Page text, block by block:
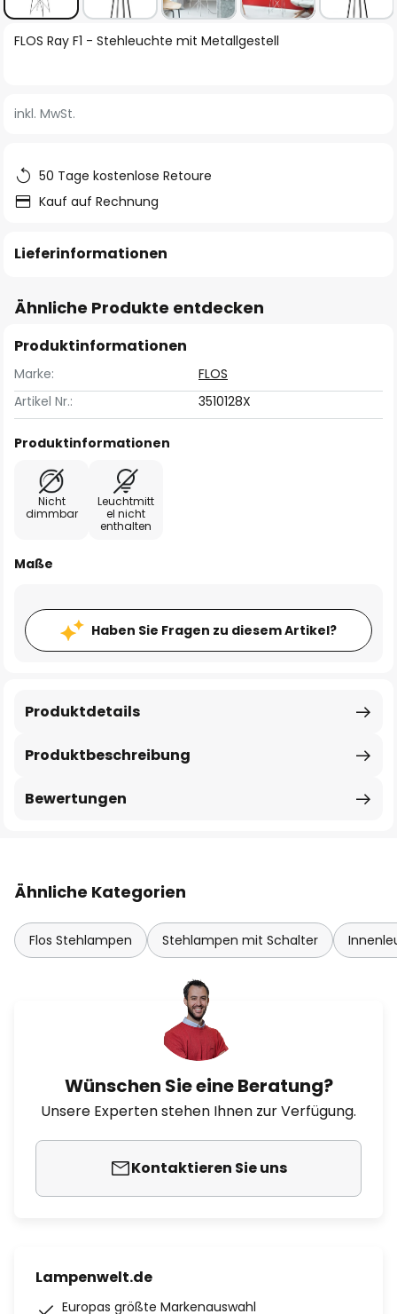
Zum
springen
FLOS Ray F1 - Stehleuchte mit Metallgestell
inkl. MwSt.
50 Tage kostenlose Retoure
Kauf auf Rechnung
Lieferinformationen
Ähnliche Produkte entdecken
Produktinformationen
Marke:
FLOS
Artikel Nr.:
3510128X
Produktinformationen
Nicht
dimmbar
Leuchtmitt
el nicht
enthalten
Maße
Haben Sie Fragen zu diesem Artikel?
Produktbeschreibung
Produktdetails
Bewertungen
Ähnliche Kategorien
Flos Stehlampen Stehlampen mit Schalter
Wünschen Sie eine Beratung?
Unsere Experten stehen Ihnen zur Verfügung.
Kontaktieren Sie uns
Lampenwelt.de
Europas größte Markenauswahl